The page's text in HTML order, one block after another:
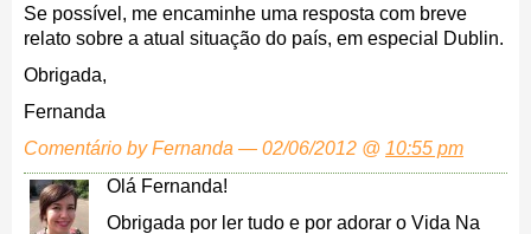
Se possível, me encaminhe uma resposta com breve
relato sobre a atual situação do país, em especial Dublin.
Obrigada,
Fernanda
Comentário by Fernanda — 02/06/2012 @ 10:55 pm
Olá Fernanda!
Obrigada por ler tudo e por adorar o Vida Na